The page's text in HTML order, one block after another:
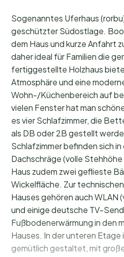
Sogenanntes Uferhaus
geschützter Südostlage.
dem Haus und kurze Anfahrt
daher ideal für Familien die
fertiggestellte Holzhaus
Atmosphäre und eine
Wohn-/Küchenbereich auf
vielen Fenster hat man
es vier Schlafzimmer, die
als DB oder 2B gestellt
Schlafzimmer befinden sich
Dachschräge (volle
Haus zudem zwei geflieste
Wickelfläche. Zur
Hauses gehören auch WLAN
und einige deutsche TV-
Fußbodenerwärmung in den
Hauses. In der unteren Etage
gemütlich gestaltet, mit